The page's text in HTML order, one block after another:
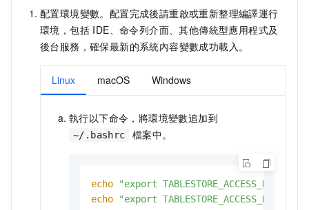
配置環境變數。配置完成後請重啟或重新整理編譯運行
環境，包括 IDE、命令列介面、其他傳統型應用程式及
後台服務，確保最新的系統內容變數成功載入。
Linux macOS Windows
執行以下命令，將環境變數追加到
~/.bashrc 檔案中。
echo
"export
echo
"export